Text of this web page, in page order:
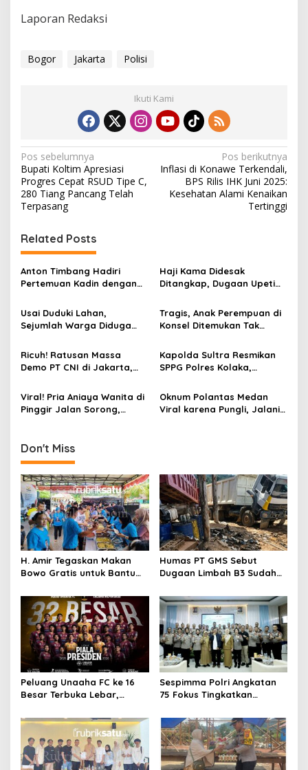
u
Laporan Redaksi
Bogor Jakarta Polisi
Ikuti Kami
N
a
v
g
a
s
p
o
s
Pos sebelumnya
Bupati Koltim Apresiasi
Progres Cepat RSUD Tipe C,
280 Tiang Pancang Telah
Terpasang
Pos berikutnya
Inflasi di Konawe Terkendali,
BPS Rilis IHK Juni 2025:
Kesehatan Alami Kenaikan
Tertinggi
Related Posts
Anton Timbang Hadiri
Pertemuan Kadin dengan
Misi Majukan Ekonomi
Sultra
Haji Kama Didesak
Ditangkap, Dugaan Upeti
di Tambang Emas Ilegal
Bombana
Usai Duduki Lahan,
Sejumlah Warga Diduga
Turun Tangan
Tragis, Anak Perempuan di
Konsel Ditemukan Tak
Ricuh! Ratusan Massa
Demo PT CNI di Jakarta,
Tambang Nikel di Kolaka
Kapolda Sultra Resmikan
SPPG Polres Kolaka,
Anak Sekolah
Viral! Pria Aniaya Wanita di
Pinggir Jalan Sorong,
Oknum Polantas Medan
Viral karena Pungli, Jalani
Don't Miss
H. Amir Tegaskan Makan
Bowo Gratis untuk Bantu
Program Pemerintah
Humas PT GMS Sebut
Dugaan Limbah B3 Sudah
Namun Tak Tunjukkan
Dokumen
Peluang Unaaha FC ke 16
Besar Terbuka Lebar,
Statistik
Sespimma Polri Angkatan
75 Fokus Tingkatkan
Kekerasan Seksual Anak